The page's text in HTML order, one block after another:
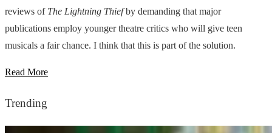
reviews of The Lightning Thiefby demanding that major
publications employ younger theatre critics who will give teen
musicals a fair chance. I think that this is part of the solution.
Read More
Trending